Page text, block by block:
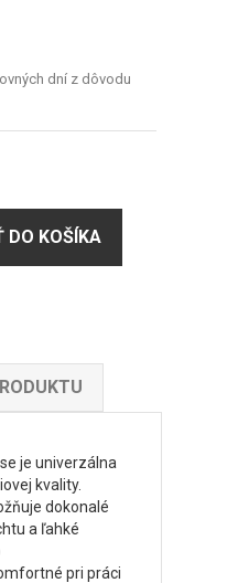
dní z dôvodu
DO KOŠÍKA
je univerzálna
kvality.
dokonalé
a ľahké
pri práci